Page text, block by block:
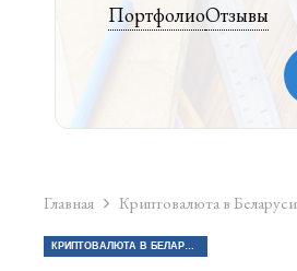
ПортфолиоОтзывы
Главная Криптовалюта в
КРИПТОВАЛЮТА В БЕЛАРУСИ: ЗАКОННО ЛИ ПОКУПАТЬ, ПРОДАВАТЬ КРИПТУ?